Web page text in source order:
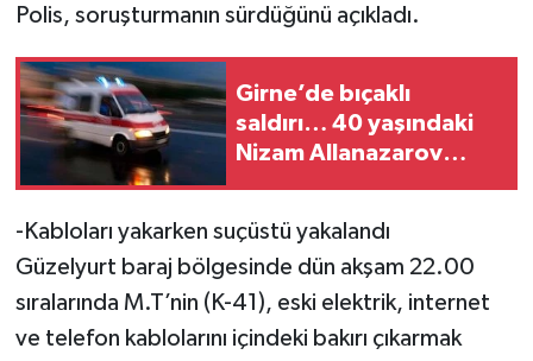
Polis, soruşturmanın sürdüğünü açıkladı.
Girne’de bıçaklı
saldırı… 40 yaşındaki
Nizam Allanazarov
-Kabloları yakarken suçüstü yakalandı
Güzelyurt baraj bölgesinde dün akşam 22.00
sıralarında M.T’nin (K-41), eski elektrik, internet
ve telefon kablolarını içindeki bakırı çıkarmak